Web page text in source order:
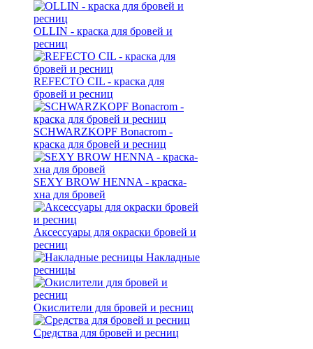
OLLIN - краска для бровей и
ресниц
REFECTO CIL - краска для
бровей и ресниц
SCHWARZKOPF Bonacrom -
краска для бровей и ресниц
SEXY BROW HENNA - краска-
хна для бровей
Аксессуары для окраски бровей и
ресниц
Накладные
ресницы
Окислители для бровей и ресниц
Средства для бровей и ресниц